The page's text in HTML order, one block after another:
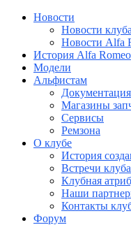
Новости
Новости клуба
Новости Alfa
История Alfa Romeo
Модели
Альфистам
Документация
Магазины
Сервисы
Ремзона
О клубе
История
Встречи клуба
Клубная
Наши
Контакты
Форум